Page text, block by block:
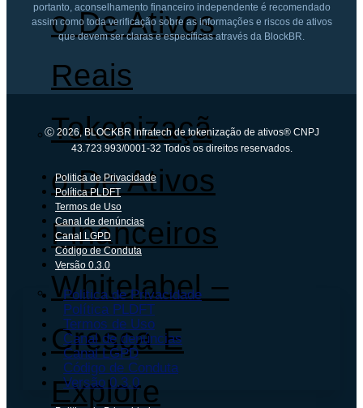
O De Ativos
Reais
Tokenizaçã
O De Ativos
Financeiros
Whitelabel –
Cresça E
Explore
portanto, aconselhamento financeiro independente é recomendado
assim como toda verificação sobre as informações e riscos de ativos
que devem ser claras e específicas através da BlockBR.
Ⓒ 2026, BLOCKBR Infratech de tokenização de ativos® CNPJ
43.723.993/0001-32 Todos os direitos reservados.
Politica de Privacidade
Política PLDFT
Termos de Uso
Canal de denúncias
Canal LGPD
Código de Conduta
Versão 0.3.0
Politica de Privacidade
Política PLDFT
Termos de Uso
Canal de denúncias
Canal LGPD
Código de Conduta
Versão 0.3.0